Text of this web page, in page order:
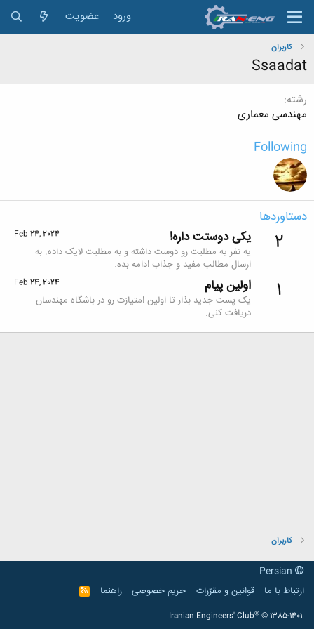
ورود عضویت
کاربران
Ssaadat
رشته
مهندسی معماری
Following
دستاوردها
2
Feb 24, 2024 یکی دوستت داره!
یه نفر یه مطلبت رو دوست داشته و به مطلبت لایک داده. به
ارسال مطالب مفید و جذاب ادامه بده.
1
Feb 24, 2024 اولین پیام
یک پست جدید بذار تا اولین امتیازت رو در باشگاه مهندسان
دریافت کنی.
کاربران
ارتباط با ما
قوانین و مقرّرات حریم خصوصی راهنما
R
S
Iranian Engineers' Club® © 1385-1401.